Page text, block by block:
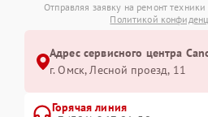
Отправляя заявку на ремонт
Политикой
Адрес сервисного центра
г. Омск, ​Лесной проезд, 11
Горячая линия